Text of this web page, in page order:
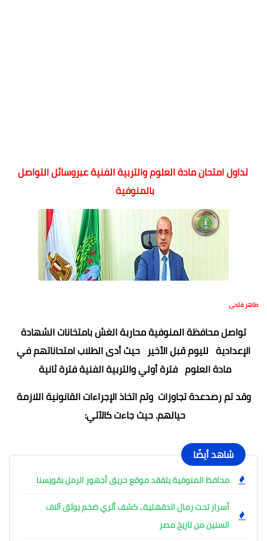
تداول امتحان مادة العلوم والتربية الفنية عبروسائل التواصل
بالمنوفية
طاهر فتحى
تواصل محافظة المنوفية محاربة الغش بامتخانات الشهادة
الإعدادية لليوم قبل الأخير حيث أدى الطلاب امتحاناتهم في
مادة العلوم فترة أولي والتربية الفنية فترة ثانية
وقد تم رصدعدة تجاوزات وتم اتخاذ الإجراءات القانونية اللازمة
حيالهم. حيث جاءت كالآتي:
شاهد أيضًا
محافظ المنوفية يتفقد موقع حريق أجهور الرمل بقويسنا
أسرار تحت رمال الدقهلية.. كشف أثري ضخم يوثق آلاف
السنين من تاريخ مصر